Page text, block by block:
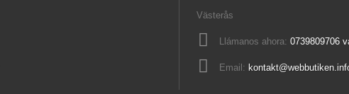
Västerås
Llámanos ahora: 0739809706
Email: